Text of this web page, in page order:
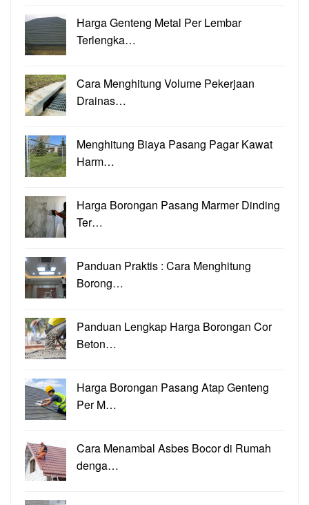
Harga Genteng Metal Per Lembar
Terlengka…
Cara Menghitung Volume Pekerjaan
Drainas…
Menghitung Biaya Pasang Pagar Kawat
Harm…
Harga Borongan Pasang Marmer Dinding
Ter…
Panduan Praktis : Cara Menghitung
Borong…
Panduan Lengkap Harga Borongan Cor
Beton…
Harga Borongan Pasang Atap Genteng
Per M…
Cara Menambal Asbes Bocor di Rumah
denga…